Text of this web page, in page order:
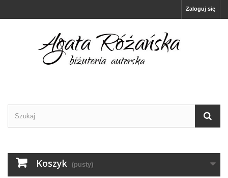
Zaloguj się
Koszyk (pusty)